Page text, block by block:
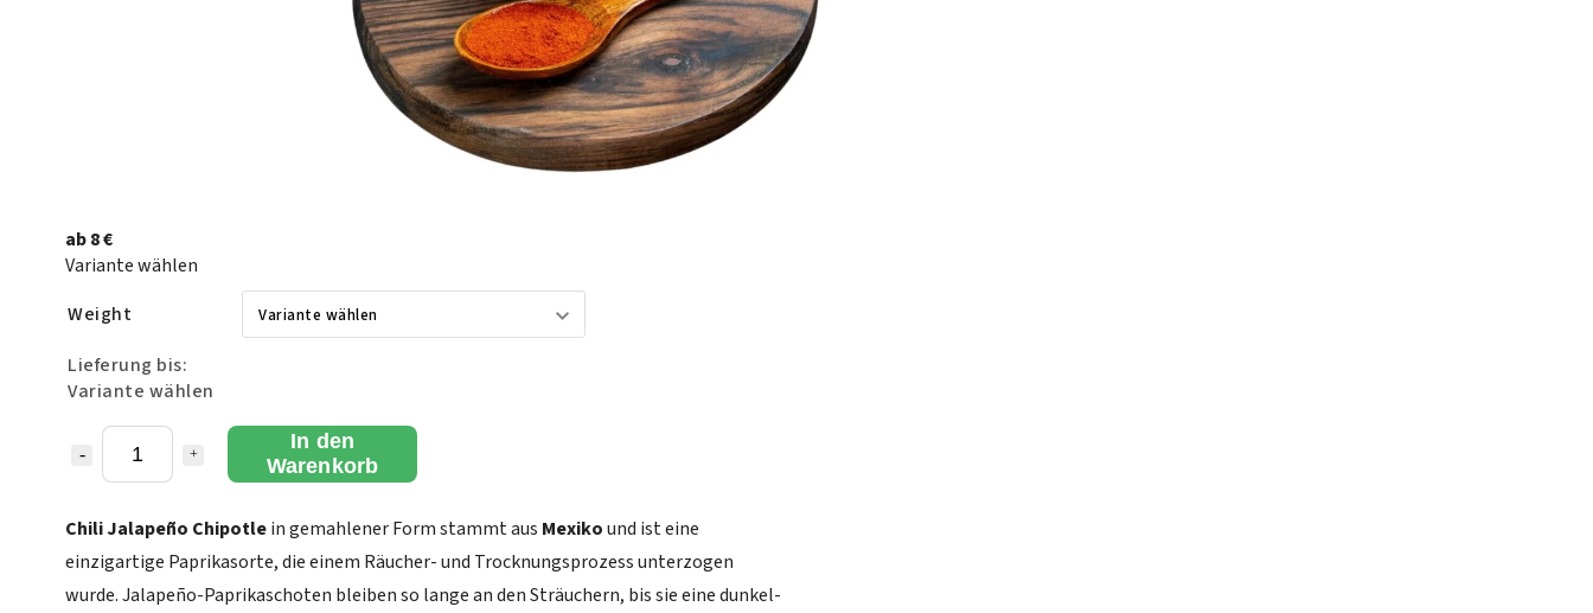
ab8 €
Variante wählen
Weight
Lieferung bis:
Variante wählen
In den
Warenkorb
Chili Jalapeño Chipotlein gemahlener Form stammt aus Mexikound ist eine
einzigartige Paprikasorte, die einem Räucher- und Trocknungsprozess unterzogen
wurde. Jalapeño-Paprikaschoten bleiben so lange an den Sträuchern, bis sie eine dunkel-